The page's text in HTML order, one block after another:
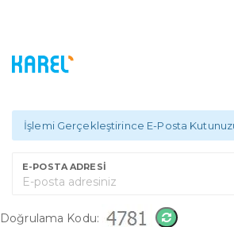
İşlemi Gerçekleştirince E-Posta
E-POSTA ADRESİ
Doğrulama Kodu: